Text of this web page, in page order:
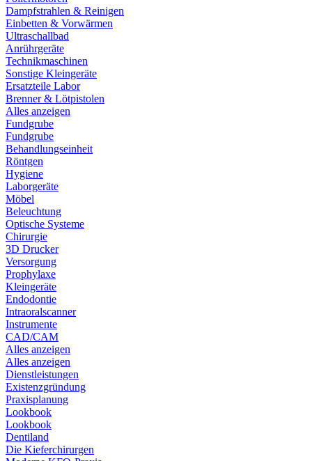
Dampfstrahlen & Reinigen
Einbetten & Vorwärmen
Ultraschallbad
Anrührgeräte
Technikmaschinen
Sonstige Kleingeräte
Ersatzteile Labor
Brenner & Lötpistolen
Alles anzeigen
Fundgrube
Fundgrube
Behandlungseinheit
Röntgen
Hygiene
Laborgeräte
Möbel
Beleuchtung
Optische Systeme
Chirurgie
3D Drucker
Versorgung
Prophylaxe
Kleingeräte
Endodontie
Intraoralscanner
Instrumente
CAD/CAM
Alles anzeigen
Alles anzeigen
Dienstleistungen
Existenzgründung
Praxisplanung
Lookbook
Lookbook
Dentiland
Die Kieferchirurgen